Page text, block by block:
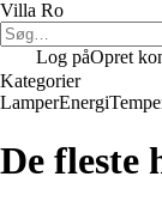
Villa Ro
Log påOpret
Kategorier
LamperEnergi
De fleste